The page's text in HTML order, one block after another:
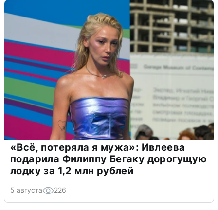
«Всё, потеряла я мужа»: Ивлеева
подарила Филиппу Бегаку дорогущую
лодку за 1,2 млн рублей
5 августа 226